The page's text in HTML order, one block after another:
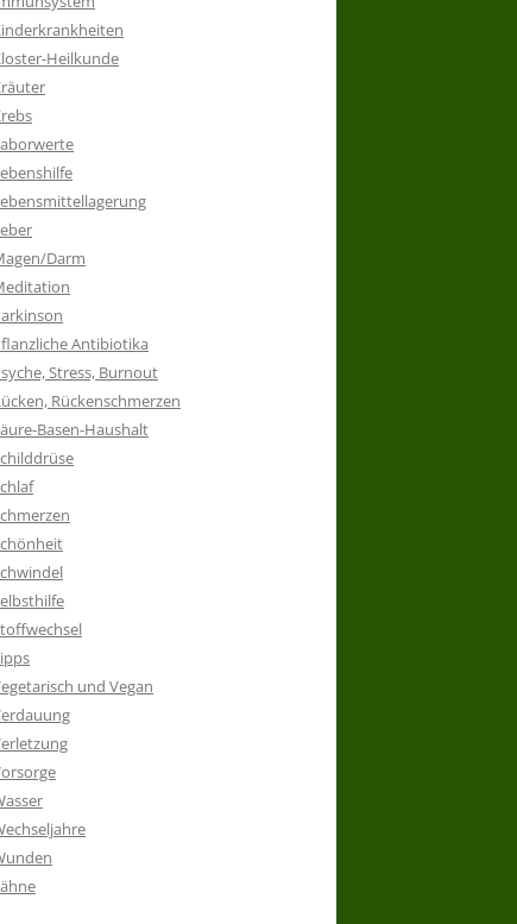
Heilkunde
Darm
Antibiotika
Stress, Burnout
Rückenschmerzen
Basen-Haushalt
und Vegan